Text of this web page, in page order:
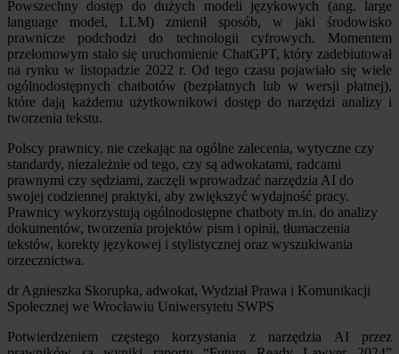
Powszechny dostęp do dużych modeli językowych (ang. large
language model, LLM) zmienił sposób, w jaki środowisko
prawnicze podchodzi do technologii cyfrowych. Momentem
przełomowym stało się uruchomienie ChatGPT, który zadebiutował
na rynku w listopadzie 2022 r. Od tego czasu pojawiało się wiele
ogólnodostępnych chatbotów (bezpłatnych lub w wersji płatnej),
które dają każdemu użytkownikowi dostęp do narzędzi analizy i
tworzenia tekstu.
Polscy prawnicy, nie czekając na ogólne zalecenia, wytyczne czy
standardy, niezależnie od tego, czy są adwokatami, radcami
prawnymi czy sędziami, zaczęli wprowadzać narzędzia AI do
swojej codziennej praktyki, aby zwiększyć wydajność pracy.
Prawnicy wykorzystują ogólnodostępne chatboty m.in. do analizy
dokumentów, tworzenia projektów pism i opinii, tłumaczenia
tekstów, korekty językowej i stylistycznej oraz wyszukiwania
orzecznictwa.
dr Agnieszka Skorupka, adwokat, Wydział Prawa i Komunikacji
Społecznej we Wrocławiu Uniwersytetu SWPS
Potwierdzeniem częstego korzystania z narzędzia AI przez